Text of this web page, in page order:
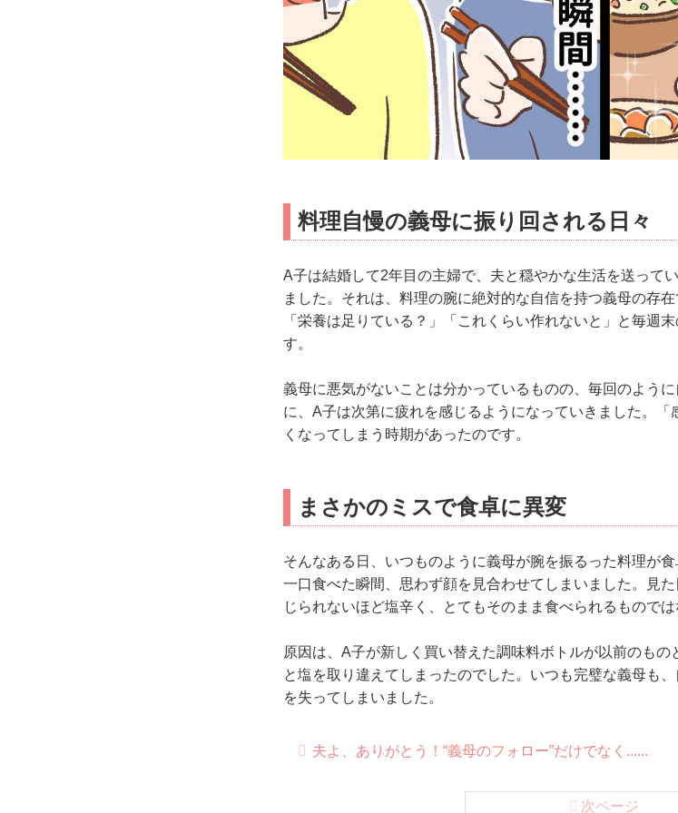
料理自慢の義母に振り回される日々
A子は結婚して2年目の主婦で、夫と穏やかな生活を送って
ました。それは、料理の腕に絶対的な自信を持つ義母の存
「栄養は足りている？」「これくらい作れないと」と毎週
す。
義母に悪気がないことは分かっているものの、毎回のよう
に、A子は次第に疲れを感じるようになっていきました。
くなってしまう時期があったのです。
まさかのミスで食卓に異変
そんなある日、いつものように義母が腕を振るった料理が
一口食べた瞬間、思わず顔を見合わせてしまいました。見
じられないほど塩辛く、とてもそのまま食べられるものでは
原因は、A子が新しく買い替えた調味料ボトルが以前のも
と塩を取り違えてしまったのでした。いつも完璧な義母も
を失ってしまいました。
夫よ、ありがとう！“義母のフォロー”だけでなく......
次ページ